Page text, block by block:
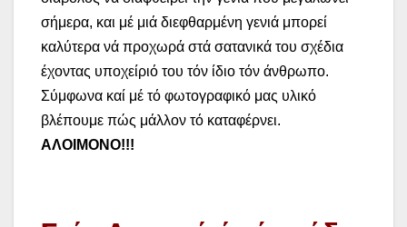
σήμερα, και μέ μιά διεφθαρμένη γενιά μπορεί
καλύτερα νά προχωρά στά σατανικά του σχέδια
έχοντας υποχείριό του τόν ίδιο τόν άνθρωπο.
Σύμφωνα καί μέ τό φωτογραφικό μας υλικό
βλέπουμε πώς μάλλον τό καταφέρνει.
ΑΛΟΙΜΟΝΟ!!!